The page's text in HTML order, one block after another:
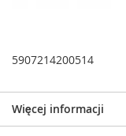
5907214200514
Więcej informacji